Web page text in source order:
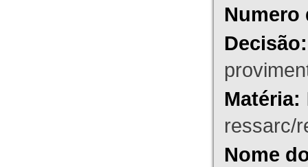
Numero
Decisão:
Matéria:
ressarc/
Nome